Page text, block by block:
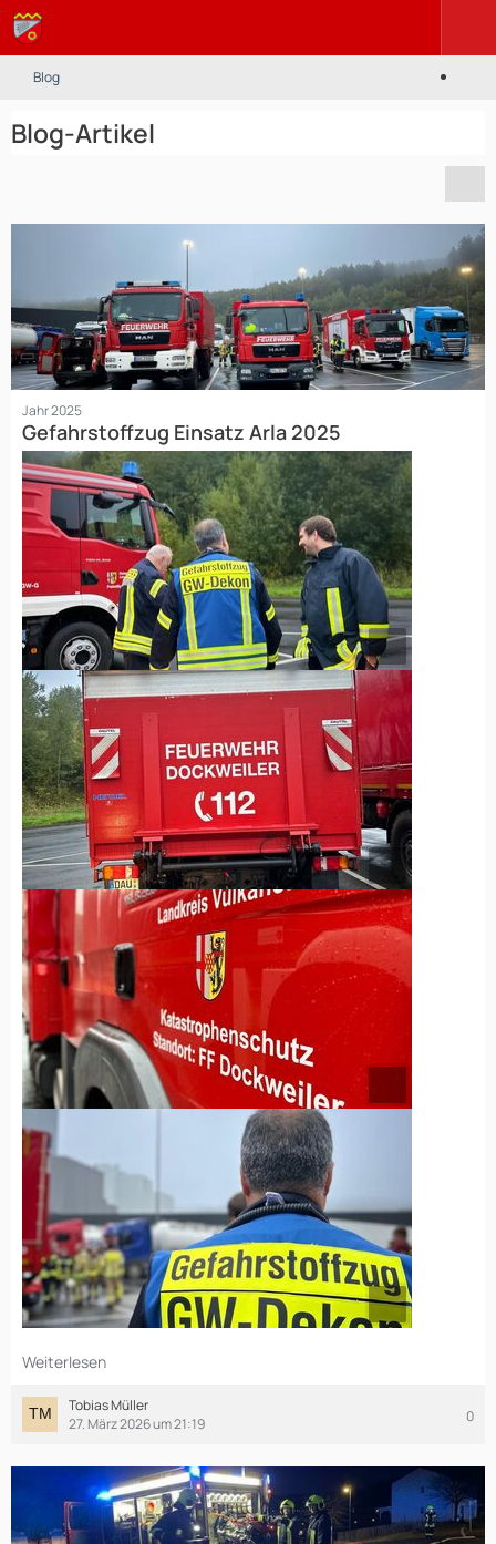
Blog
Blog-Artikel
Jahr 2025
Gefahrstoffzug Einsatz Arla 2025
Weiterlesen
Tobias Müller
27. März 2026 um 21:19
0